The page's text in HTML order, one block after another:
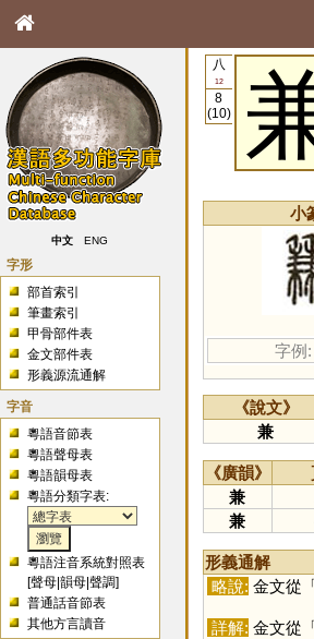
中文 ENG
字形
部首索引
筆畫索引
甲骨部件表
金文部件表
形義源流通解
字音
粵語音節表
粵語聲母表
粵語韻母表
粵語分類字表:
粵語注音系統對照表
[聲母 |韻母 |聲調]
普通話音節表
其他方言讀音
八
12
8
(10)
小
字例:
《說文》
兼
《廣韻》
兼
兼
形義通解
略說: 金文從
詳解: 金文從